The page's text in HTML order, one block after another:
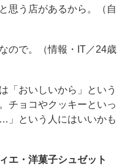
思う店があるから。（自
ので。（情報・IT／24歳
「おいしいから」という
チョコやクッキーといっ
」という人にはいいかも
エ・洋菓子シュゼット